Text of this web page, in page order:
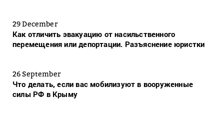
29 December
Как отличить эвакуацию от насильственного
перемещения или депортации. Разъяснение юристки
26 September
Что делать, если вас мобилизуют в вооруженные
силы РФ в Крыму